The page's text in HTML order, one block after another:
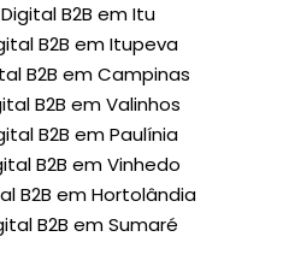
B2B em Itu
B2B em Itupeva
B2B em Campinas
B2B em Valinhos
B2B em Paulínia
B2B em Vinhedo
B2B em Hortolândia
B2B em Sumaré